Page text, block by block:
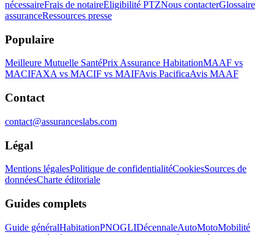
nécessaireFrais de notaireÉligibilité PTZNous contacterGlossaire
assuranceRessources presse
Populaire
Meilleure Mutuelle SantéPrix Assurance HabitationMAAF vs
MACIFAXA vs MACIF vs MAIFAvis PacificaAvis MAAF
Contact
contact@assuranceslabs.com
Légal
Mentions légalesPolitique de confidentialitéCookiesSources de
donnéesCharte éditoriale
Guides complets
Guide généralHabitationPNOGLIDécennaleAutoMotoMobilité